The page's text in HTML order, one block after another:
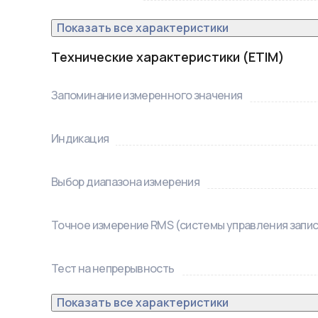
Показать все характеристики
Технические характеристики (ETIM)
Запоминание измеренного значения
Индикация
Выбор диапазона измерения
Точное измерение RMS (системы управления
Тест на непрерывность
Показать все характеристики